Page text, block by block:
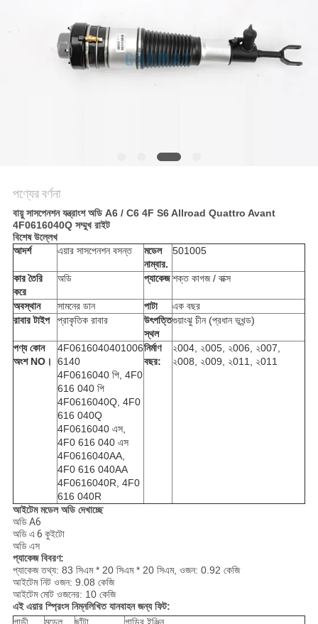
PRIVACY
POLICY
পণ্যের বর্ণনা
বায়ু সাসপেনশন যন্ত্রাংশ অডি A6 / C6 4F S6 Allroad Quattro Avant
4F0616040Q সম্মুখ রাইট
বিশেষ উল্লেখ
আদর্শ
এয়ার সাসপেনশন বসন্ত
মডেল
নাম্বার.
501005
কার তৈরি
করে
অডি প্যাকেজ শক্ত কাগজ / বাক্স
অবস্থান সামনের ডান পাটা
এক বছর
রাবার টাইপ
প্রাকৃতিক রাবার
উৎপত্তি
স্থল
গুয়াংঝু চীন (প্রধান ভূখন্ড)
পণ্য কোন
অংশ NO।
4F0616040401006
6140
4F0616040 পি, 4F0
616 040 পি
4F0616040Q, 4F0
616 040Q
4F0616040 এস,
4F0 616 040 এস
4F0616040AA,
4F0 616 040AA
4F0616040R, 4F0
616 040R
নির্মাণ
বছর:
২004, ২005, ২006, ২007,
২008, ২009, ২011, ২011
আইটেম মডেল অডি দেখাচ্ছে
অডি A6
অডি এ 6 কুইটো
অডি এস
প্যাকেজ বিবরণ:
প্যাকেজ তথ্য: 83 সিএম * 20 সিএম * 20 সিএম, ওজন: 0.92 কেজি
আইটেম নিট ওজন: 9.08 কেজি
আইটেম মোট ওজনের: 10 কেজি
এই এয়ার স্প্রিংস নিম্নলিখিত যানবাহন জন্য ফিট: